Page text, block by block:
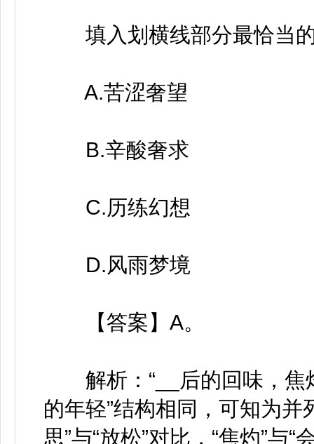
填入划横线部分最恰当
A.苦涩奢望
B.辛酸奢求
C.历练幻想
D.风雨梦境
【答案】A。
解析：“__后的回味，焦
的年轻”结构相同，可知为并
思”与“放松”对比，“焦灼”与